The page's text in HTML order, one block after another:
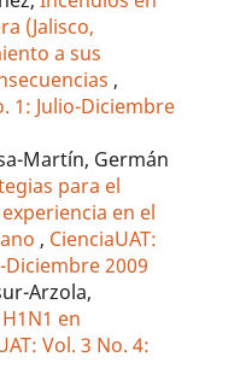
(Jalisco,
a sus
,
1: Julio-Diciembre
Martín, Germán
para el
en el
, CienciaUAT:
2009
Arzola,
en
Vol. 3 No. 4: